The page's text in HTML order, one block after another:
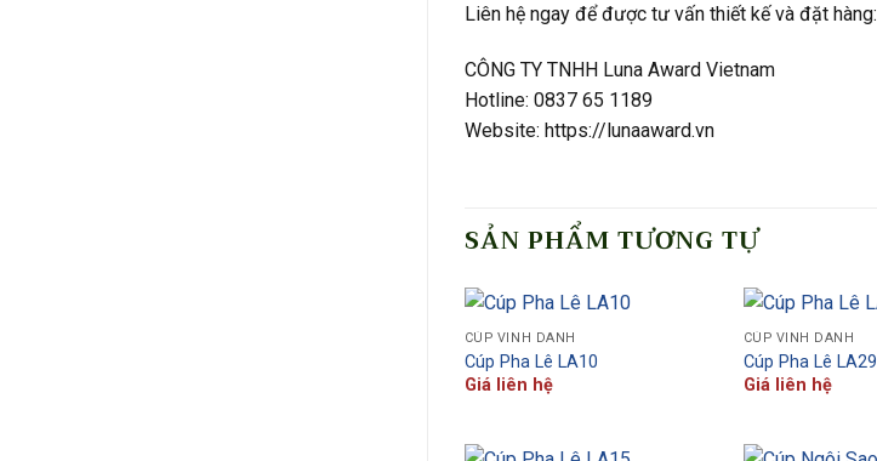
Liên hệ ngay để được tư vấn thiết kế và đặt hàng:
CÔNG TY TNHH Luna Award Vietnam
Hotline: 0837 65 1189
Website: https://lunaaward.vn
SẢN PHẨM TƯƠNG TỰ
CÚP VINH DANH
Cúp Pha Lê LA10
Giá liên hệ
CÚP VINH DANH
Cúp Pha Lê LA29
Giá liên hệ